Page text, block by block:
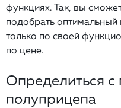
функциях. Так, вы
подобрать оптимальный
только по своей
по цене.
Определиться
полуприцепа